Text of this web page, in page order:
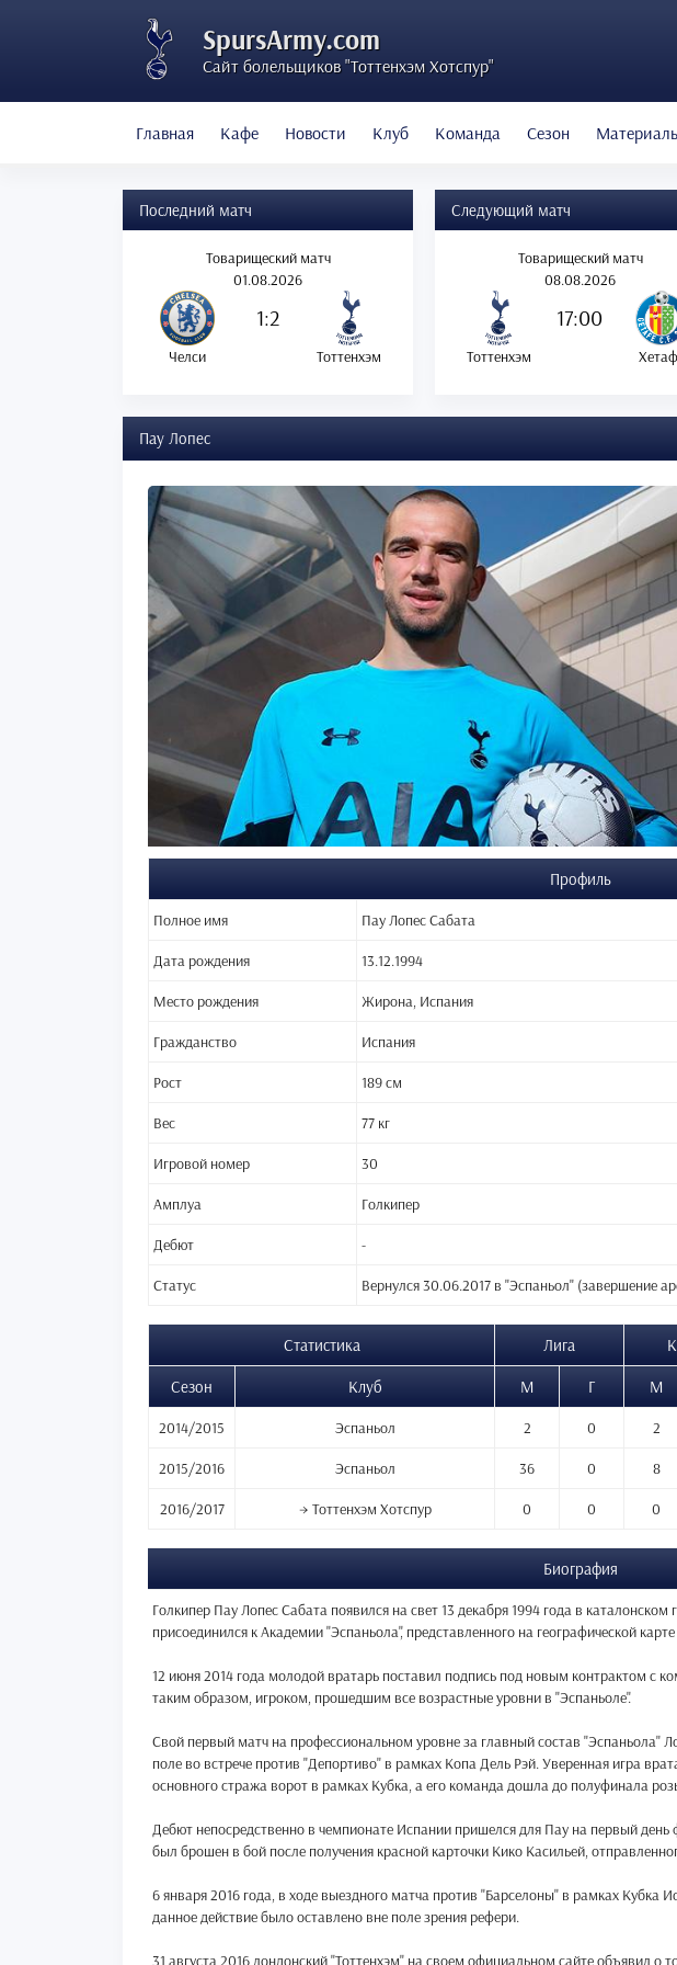
SpursArmy.com
Сайт болельщиков "Тоттенхэм Хотспур"
Главная Кафе Новости Клуб Команда Сезон
Последний матч
Товарищеский матч
01.08.2026
1:2
Челси Тоттенхэм
Следующий матч
Товарищеский матч
08.08.2026
17:00
Тоттенхэм
Пау Лопес
Профиль
Полное имя Пау Лопес Сабата
Дата рождения 13.12.1994
Место рождения Жирона, Испания
Гражданство Испания
Рост 189 см
Вес 77 кг
Игровой номер 30
Амплуа Голкипер
Дебют -
Статус Вернулся 30.06.2017 в "Эспаньол" (завершение
Статистика Лига
Сезон
Клуб М Г М
2014/2015 Эспаньол 2 0 2
2015/2016 Эспаньол 36 0 8
2016/2017 → Тоттенхэм Хотспур 0 0 0
Биография
Голкипер Пау Лопес Сабата появился на свет 13 декабря 1994 года в
присоединился к Академии "Эспаньола", представленного на географической
12 июня 2014 года молодой вратарь поставил подпись под новым контрактом с
таким образом, игроком, прошедшим все возрастные уровни в "Эспаньоле".
Свой первый матч на профессиональном уровне за главный состав "Эспаньола"
поле во встрече против "Депортиво" в рамках Копа Дель Рэй. Уверенная игра
основного стража ворот в рамках Кубка, а его команда дошла до полуфинала
Дебют непосредственно в чемпионате Испании пришелся для Пау на первый день
был брошен в бой после получения красной карточки Кико Касильей,
6 января 2016 года, в ходе выездного матча против "Барселоны" в рамках Кубка
данное действие было оставлено вне поле зрения рефери.
31 августа 2016 лондонский "Тоттенхэм" на своем официальном сайте объявил о